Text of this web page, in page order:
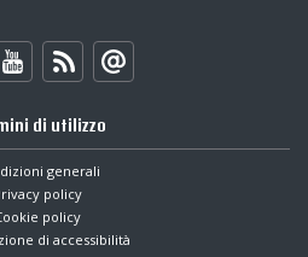
di utilizzo
generali
policy
policy
di accessibilità